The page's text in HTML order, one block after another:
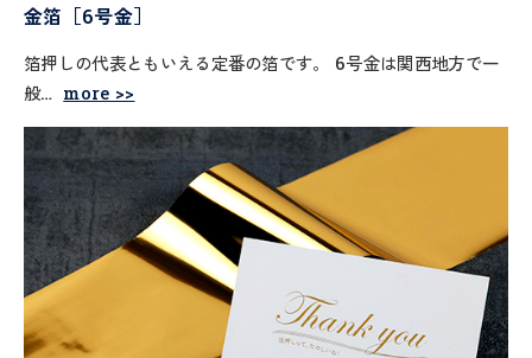
金箔［6号金］
箔押しの代表ともいえる定番の箔です。 6号金は関西地方で一
般… more >>